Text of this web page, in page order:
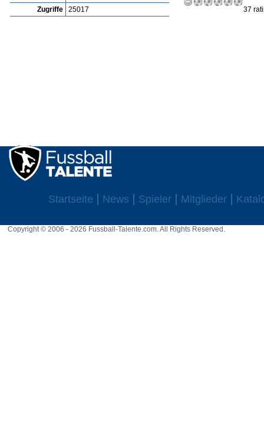
Zugriffe 25017 37
Startseite News Spieler Mitglieder
Copyright © 2006 - 2026 Fussball-Talente.com. All Rights Reserved.